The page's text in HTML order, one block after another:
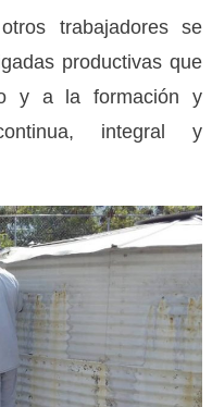
trabajadores se
productivas que
y a la formación y
integral y